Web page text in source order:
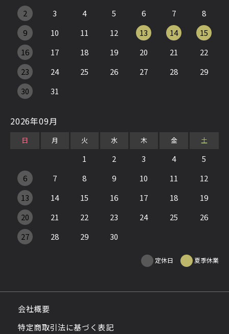
2
3 4 5 6 7
8
9
10 11 12 13 14
15
16
17 18 19 20 21
22
23
24 25 26 27 28
29
30
31
2026年09月
日 月 火 水 木 金 土
1 2 3 4
5
6
7 8 9 10 11
12
13
14 15 16 17 18
19
20
21 22 23 24 25
26
27
28 29 30
定休日 夏季休業
会社概要
特定商取引法に基づく表記